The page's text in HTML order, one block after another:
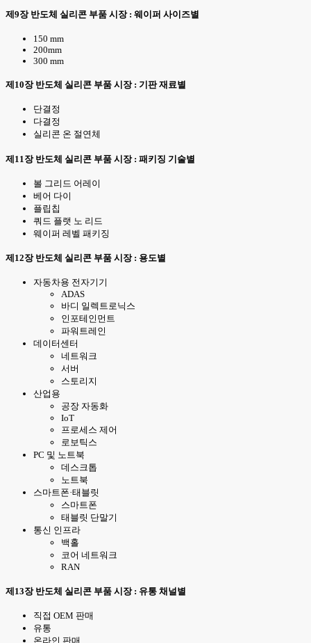
제9장 반도체 실리콘 부품 시장 : 웨이퍼 사이즈별
150 mm
200mm
300 mm
제10장 반도체 실리콘 부품 시장 : 기판 재료별
단결정
다결정
실리콘 온 절연체
제11장 반도체 실리콘 부품 시장 : 패키징 기술별
볼 그리드 어레이
베어 다이
플립칩
쿼드 플랫 노 리드
웨이퍼 레벨 패키징
제12장 반도체 실리콘 부품 시장 : 용도별
자동차용 전자기기
ADAS
바디 일렉트로닉스
인포테인먼트
파워트레인
데이터센터
네트워크
서버
스토리지
산업용
공장 자동화
IoT
프로세스 제어
로보틱스
PC 및 노트북
데스크톱
노트북
스마트폰·태블릿
스마트폰
태블릿 단말기
통신 인프라
백홀
코어 네트워크
RAN
제13장 반도체 실리콘 부품 시장 : 유통 채널별
직접 OEM 판매
유통
온라인 판매